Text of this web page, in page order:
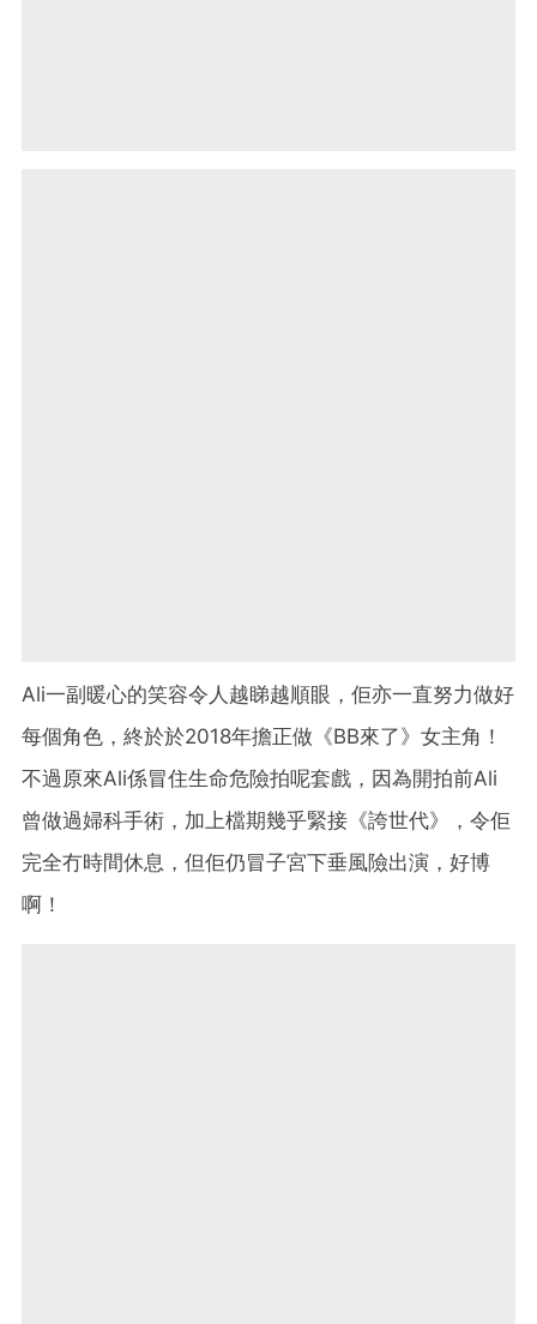
Ali一副暖心的笑容令人越睇越順眼，佢亦一直努力做好
每個角色，終於於2018年擔正做《BB來了》女主角！
不過原來Ali係冒住生命危險拍呢套戲，因為開拍前Ali
曾做過婦科手術，加上檔期幾乎緊接《誇世代》，令佢
完全冇時間休息，但佢仍冒子宮下垂風險出演，好博
啊！